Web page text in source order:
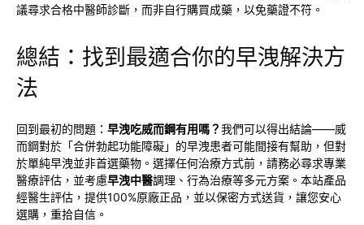
議尋求合格中醫師診斷，而非自行購買成藥，以免藥證不符。
總結：找到最適合你的早洩解決方
法
回到最初的問題： 早洩吃威而鋼有用嗎？我們可以得出結論——威
而鋼對於「合併勃起功能障礙」的早洩患者可能間接有幫助，但對
於單純早洩並非首選藥物。選擇任何治療方式前，請務必尋求專業
醫療評估，並考慮早洩中醫調理、行為治療等多元方案。本站產品
經醫生評估，提供100%原廠正品，並以保密方式送貨，讓您安心
選購，重拾自信。